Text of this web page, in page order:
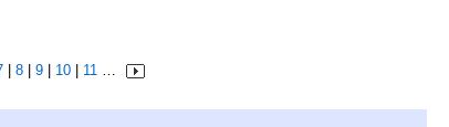
8 9 10 11 …